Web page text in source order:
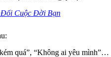
Đổi Cuộc Đời Bạn
quá”, “Không ai yêu mình”…